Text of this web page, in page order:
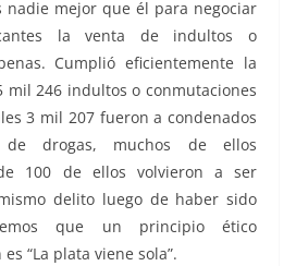
nadie mejor que él para negociar
la venta de indultos o
Cumplió eficientemente la
mil 246 indultos o conmutaciones
3 mil 207 fueron a condenados
drogas, muchos de ellos
100 de ellos volvieron a ser
delito luego de haber sido
que un principio ético
“La plata viene sola”.